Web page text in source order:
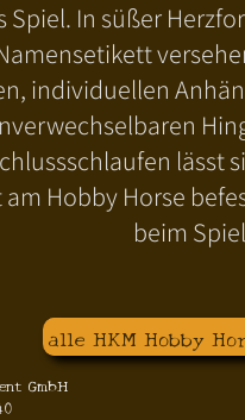
Spiel. In süßer
individuellen
lässt
Hobby Horse
beim
alle HKM Hobby
GmbH